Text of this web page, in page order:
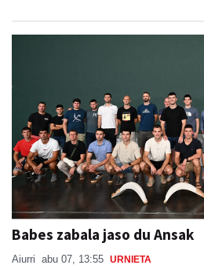
Babes zabala jaso du Ansak
Aiurri abu 07, 13:55 URNIETA